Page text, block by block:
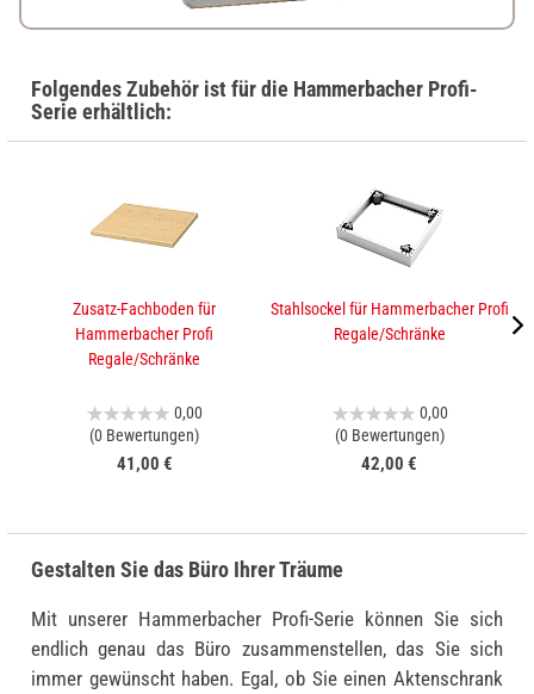
Folgendes Zubehör ist für die Hammerbacher Profi-
Serie erhältlich:
Zusatz-Fachboden für
Hammerbacher Profi
Regale/Schränke
0,00
(0 Bewertungen)
41,00 €
Stahlsockel für Hammerbacher Profi
Regale/Schränke
0,00
(0 Bewertungen)
42,00 €
Gestalten Sie das Büro Ihrer Träume
Mit unserer Hammerbacher Profi-Serie können Sie sich
endlich genau das Büro zusammenstellen, das Sie sich
immer gewünscht haben. Egal, ob Sie einen Aktenschrank